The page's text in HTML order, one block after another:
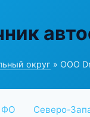
округ » ООО
ФО Северо-